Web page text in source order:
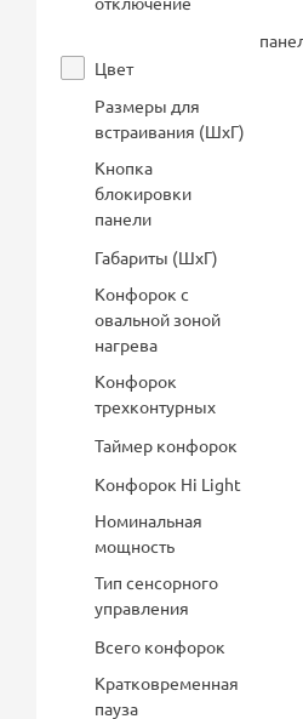
Цвет
Размеры для
встраивания (ШхГ)
Кнопка
блокировки
панели
Габариты (ШхГ)
Конфорок с
овальной зоной
нагрева
Конфорок
трехконтурных
Таймер конфорок
Конфорок Hi Light
Номинальная
мощность
Тип сенсорного
управления
Всего конфорок
Кратковременная
пауза